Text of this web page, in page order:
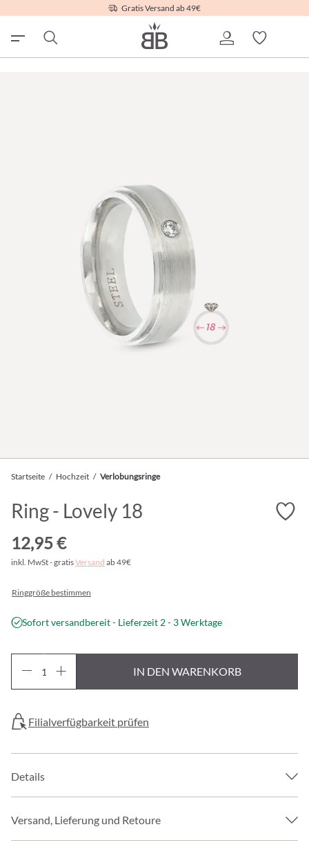
Gratis Versand ab 49€
Startseite / Hochzeit / Verlobungsringe
Ring - Lovely 18
12,95 €
inkl. MwSt - gratisVersand ab 49€
Ringgröße bestimmen
Sofort versandbereit - Lieferzeit 2 - 3 Werktage
IN DEN WARENKORB
Filialverfügbarkeit prüfen
Details
Versand, Lieferung und Retoure